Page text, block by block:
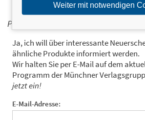
PERSONALISIERTE
Ja, ich will über interessante
ähnliche Produkte informiert werden.
Wir halten Sie per E-Mail auf dem
Programm der Münchner
jetzt ein!
E-Mail-Adresse:
Weiter mit notwendigen